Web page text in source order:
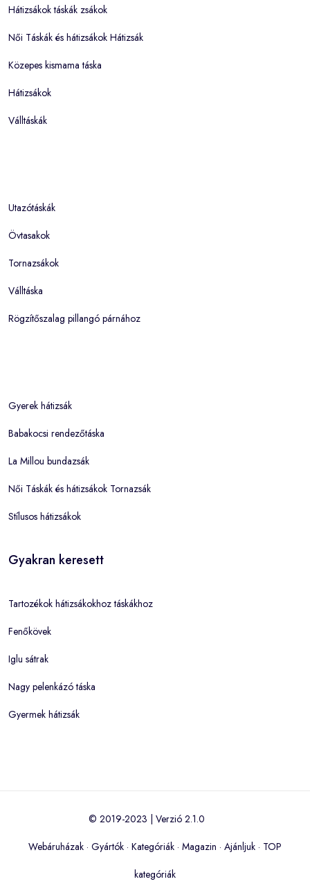
Hátizsákok táskák zsákok
Női Táskák és hátizsákok Hátizsák
Közepes kismama táska
Hátizsákok
Válltáskák
Utazótáskák
Övtasakok
Tornazsákok
Válltáska
Rögzítőszalag pillangó párnához
Gyerek hátizsák
Babakocsi rendezőtáska
La Millou bundazsák
Női Táskák és hátizsákok Tornazsák
Stílusos hátizsákok
Gyakran keresett
Tartozékok hátizsákokhoz táskákhoz
Fenőkövek
Iglu sátrak
Nagy pelenkázó táska
Gyermek hátizsák
© 2019-2023 | Verzió 2.1.0
Webáruházak · Gyártók · Kategóriák · Magazin · Ajánljuk · TOP
kategóriák